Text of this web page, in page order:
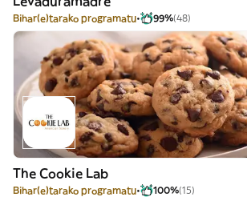
Bihar(e)tarako programatu 99%(48)
The Cookie Lab
Bihar(e)tarako programatu 100%(15)